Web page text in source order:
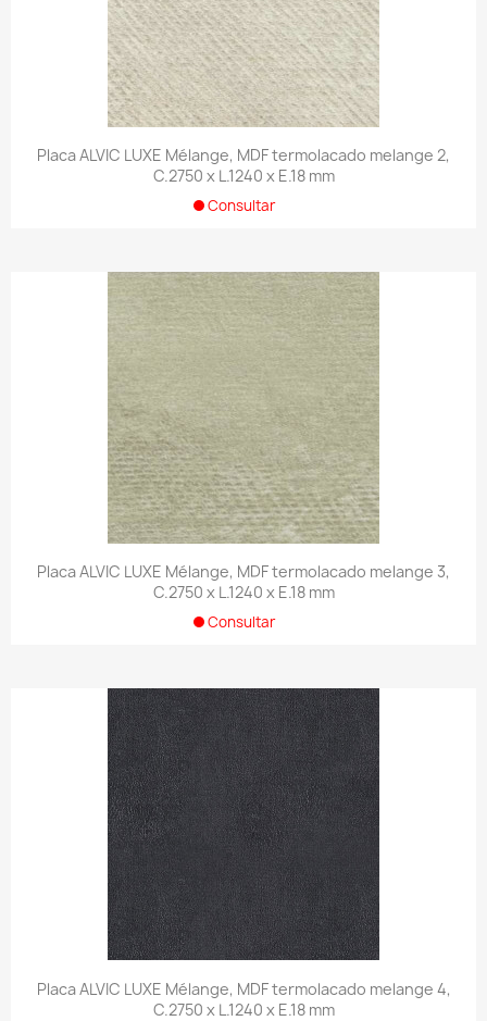
Placa ALVIC LUXE Mélange, MDF termolacado melange 2,
C.2750 x L.1240 x E.18 mm
Consultar
Placa ALVIC LUXE Mélange, MDF termolacado melange 3,
C.2750 x L.1240 x E.18 mm
Consultar
Placa ALVIC LUXE Mélange, MDF termolacado melange 4,
C.2750 x L.1240 x E.18 mm